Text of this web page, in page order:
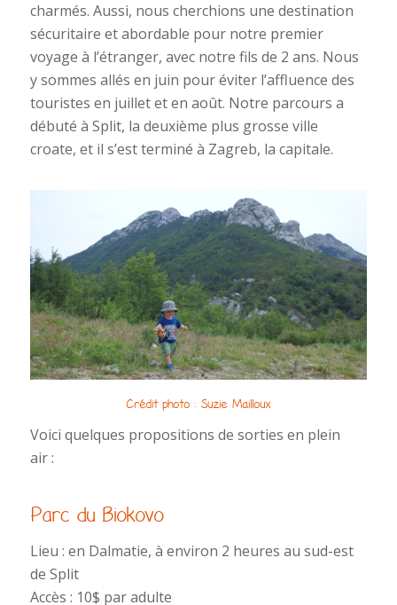
charmés. Aussi, nous cherchions une destination
sécuritaire et abordable pour notre premier
voyage à l’étranger, avec notre fils de 2 ans. Nous
y sommes allés en juin pour éviter l’affluence des
touristes en juillet et en août. Notre parcours a
débuté à Split, la deuxième plus grosse ville
croate, et il s’est terminé à Zagreb, la capitale.
Crédit photo : Suzie Mailloux
Voici quelques propositions de sorties en plein
air :
Parc du Biokovo
Lieu : en Dalmatie, à environ 2 heures au sud-est
de Split
Accès : 10$ par adulte